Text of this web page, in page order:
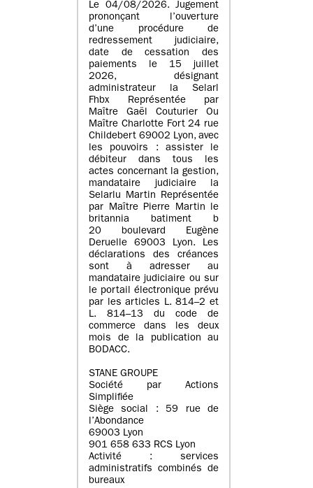
Le 04/08/2026. Jugement
prononçant l’ouverture
d’une procédure de
redressement judiciaire,
date de cessation des
paiements le 15 juillet
2026, désignant
administrateur la Selarl
Fhbx Représentée par
Maître Gaël Couturier Ou
Maître Charlotte Fort 24 rue
Childebert 69002 Lyon, avec
les pouvoirs : assister le
débiteur dans tous les
actes concernant la gestion,
mandataire judiciaire la
Selarlu Martin Représentée
par Maître Pierre Martin le
britannia batiment b
20 boulevard Eugène
Deruelle 69003 Lyon. Les
déclarations des créances
sont à adresser au
mandataire judiciaire ou sur
le portail électronique prévu
par les articles L. 814–2 et
L. 814–13 du code de
commerce dans les deux
mois de la publication au
BODACC.
STANE GROUPE
Société par Actions
Simplifiée
Siège social : 59 rue de
l’Abondance
69003 Lyon
901 658 633 RCS Lyon
Activité : services
administratifs combinés de
bureaux